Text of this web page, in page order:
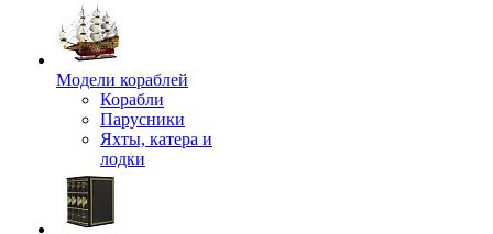
Модели кораблей
Корабли
Парусники
Яхты, катера и
лодки